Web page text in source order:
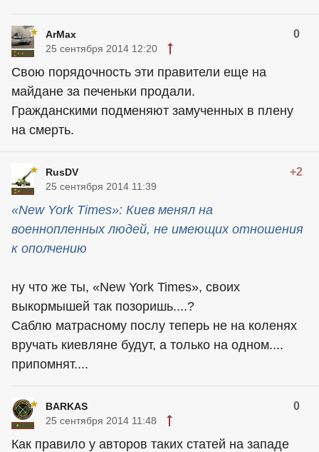
ArMax 0
25 сентября 2014 12:20
Свою порядочность эти правители еще на
майдане за печеньки продали.
Гражданскими подменяют замученных в плену
на смерть.
RusDV +2
25 сентября 2014 11:39
«New York Times»: Киев менял на
военнопленных людей, не имеющих отношения
к ополчению
ну что же ты, «New York Times», своих
выкормышей так позоришь....?
Саблю матрасному послу теперь не на коленях
вручать киевляне будут, а только на одном....
припомнят....
BARKAS 0
25 сентября 2014 11:48
Как правило у авторов таких статей на западе